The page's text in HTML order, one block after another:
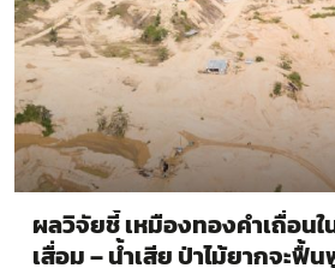
ผลวิจัยชี้ เหมืองทองคำเถื่อน
เสื่อม – น้ำเสีย ป่าไม้ยากจะฟื้น